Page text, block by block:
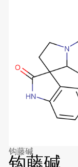
钩藤碱
钩藤碱